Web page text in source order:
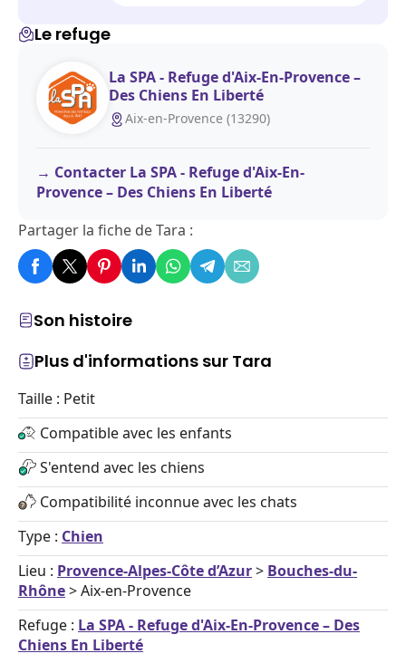
Son histoire
Plus d'informations sur Tara
Taille : Petit
Compatible avec les enfants
S'entend avec les chiens
Compatibilité inconnue avec les chats
Type : Chien
Lieu : Provence-Alpes-Côte d’Azur> Bouches-du-
Rhône> Aix-en-Provence
Refuge : La SPA - Refuge d'Aix-En-Provence – Des
Chiens En Liberté
Le refuge
La SPA - Refuge d'Aix-En-Provence –
Des Chiens En Liberté
Aix-en-Provence (13290)
Contacter La SPA - Refuge d'Aix-En-
Provence – Des Chiens En Liberté
Partager la fiche de Tara :